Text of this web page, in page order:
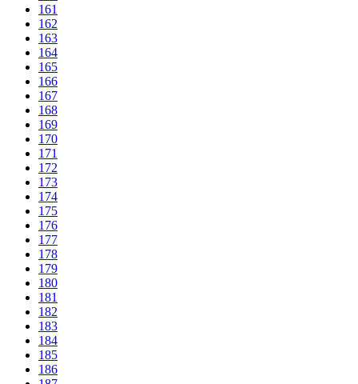
161
162
163
164
165
166
167
168
169
170
171
172
173
174
175
176
177
178
179
180
181
182
183
184
185
186